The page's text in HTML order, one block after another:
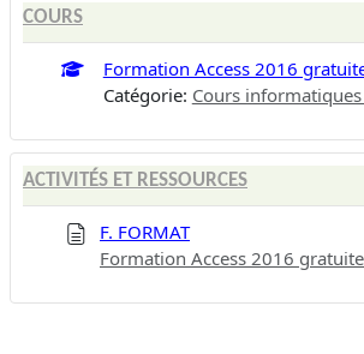
COURS
Formation Access 2016
Catégorie: Cours
ACTIVITÉS ET RESSOURCES
F. FORMAT
Formation Access 2016